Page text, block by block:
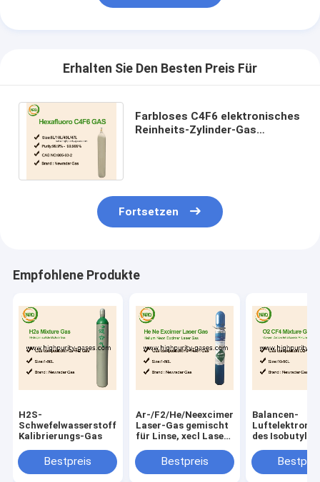
Erhalten Sie Den Besten Preis Für
Farbloses C4F6 elektronisches
Reinheits-Zylinder-Gas
Fortsetzen
Empfohlene Produkte
H2S-
Schwefelwasserstoff-
Kalibrierungs-Gas
Bestpreis
Ar-/F2/He/Neexcimer-
Laser-Gas gemischt
für Linse, xecl Laser-
produzierend
Bestpreis
Balancen-
des
100 PPMs